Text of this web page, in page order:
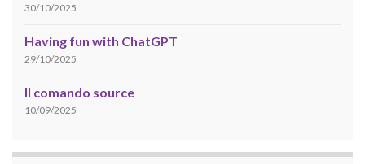
30/10/2025
Having fun with ChatGPT
29/10/2025
Il comando source
10/09/2025